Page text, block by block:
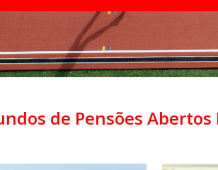
de Pensões